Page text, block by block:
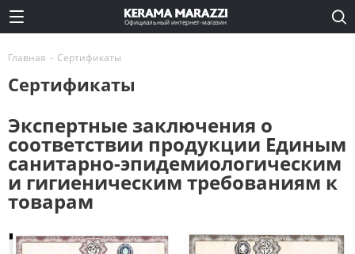
Официальный интернет-магазин
Главная - Сертификаты
Сертификаты
Экспертные заключения о
соответствии продукции Единым
санитарно-эпидемиологическим
и гигиеническим требованиям к
товарам